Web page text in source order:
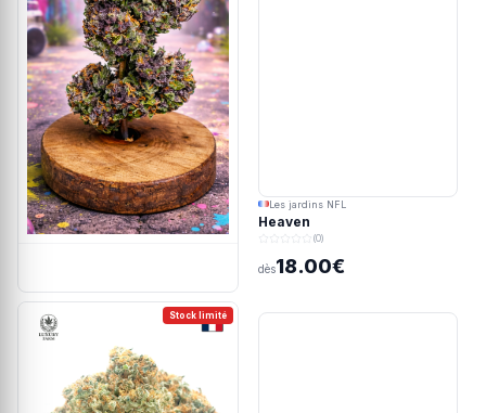
Les jardins NFL
Heaven
(0)
dès18.00€
Stock limité